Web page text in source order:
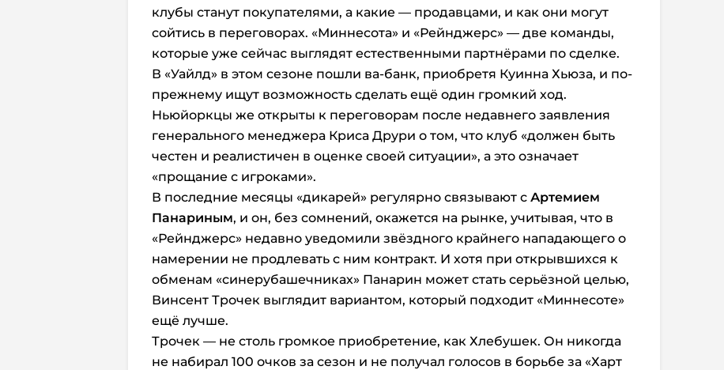
клубы станут покупателями, а какие — продавцами, и как они могут
сойтись в переговорах. «Миннесота» и «Рейнджерс» — две команды,
которые уже сейчас выглядят естественными партнёрами по сделке.
В «Уайлд» в этом сезоне пошли ва-банк, приобретя Куинна Хьюза, и по-
прежнему ищут возможность сделать ещё один громкий ход.
Ньюйоркцы же открыты к переговорам после недавнего заявления
генерального менеджера Криса Друри о том, что клуб «должен быть
честен и реалистичен в оценке своей ситуации», а это означает
«прощание с игроками».
В последние месяцы «дикарей» регулярно связывают с Артемием
Панариным, и он, без сомнений, окажется на рынке, учитывая, что в
«Рейнджерс» недавно уведомили звёздного крайнего нападающего о
намерении не продлевать с ним контракт. И хотя при открывшихся к
обменам «синерубашечниках» Панарин может стать серьёзной целью,
Винсент Трочек выглядит вариантом, который подходит «Миннесоте»
ещё лучше.
Трочек — не столь громкое приобретение, как Хлебушек. Он никогда
не набирал 100 очков за сезон и не получал голосов в борьбе за «Харт